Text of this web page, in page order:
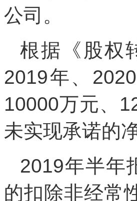
公司。
根据《股权
2019年、
10000万元、
未实现承诺的
2019年半年
的扣除非经常